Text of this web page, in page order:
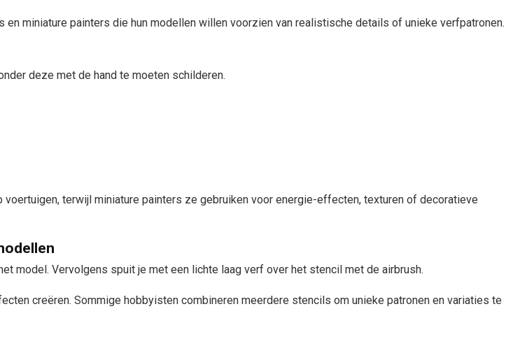
miniature painters die hun modellen willen voorzien van realistische details of unieke verfpatronen.
deze met de hand te moeten schilderen.
terwijl miniature painters ze gebruiken voor energie-effecten, texturen of decoratieve
model. Vervolgens spuit je met een lichte laag verf over het stencil met de airbrush.
creëren. Sommige hobbyisten combineren meerdere stencils om unieke patronen en variaties te